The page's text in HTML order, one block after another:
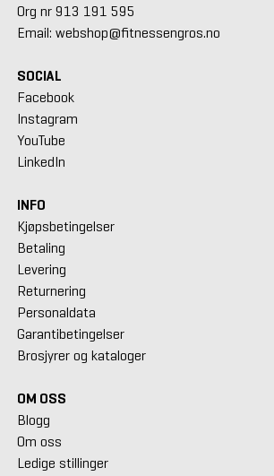
Org nr 913 191 595
Email: webshop@fitnessengros.no
SOCIAL
Facebook
Instagram
YouTube
LinkedIn
INFO
Kjøpsbetingelser
Betaling
Levering
Returnering
Personaldata
Garantibetingelser
Brosjyrer og kataloger
OM OSS
Blogg
Om oss
Ledige stillinger